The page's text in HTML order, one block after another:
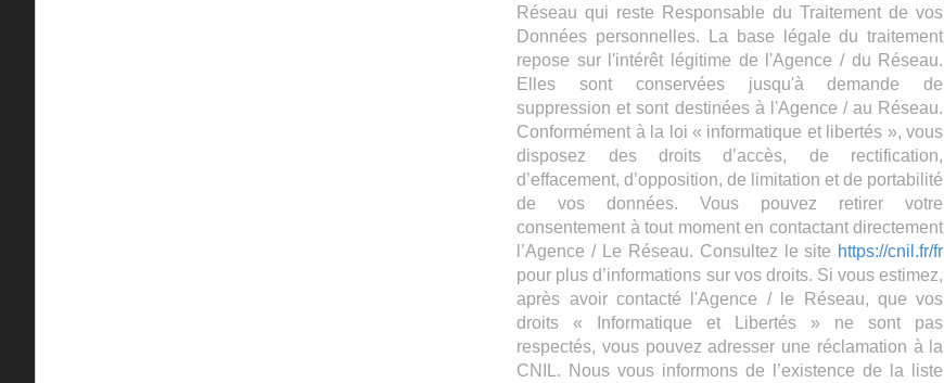
Réseau qui reste Responsable du Traitement de vos
Données personnelles. La base légale du traitement
repose sur l'intérêt légitime de l'Agence / du Réseau.
Elles sont conservées jusqu'à demande de
suppression et sont destinées à l'Agence / au Réseau.
Conformément à la loi « informatique et libertés », vous
disposez des droits d’accès, de rectification,
d’effacement, d’opposition, de limitation et de portabilité
de vos données. Vous pouvez retirer votre
consentement à tout moment en contactant directement
l’Agence / Le Réseau. Consultez le site https://cnil.fr/fr
pour plus d’informations sur vos droits. Si vous estimez,
après avoir contacté l'Agence / le Réseau, que vos
droits « Informatique et Libertés » ne sont pas
respectés, vous pouvez adresser une réclamation à la
CNIL. Nous vous informons de l’existence de la liste